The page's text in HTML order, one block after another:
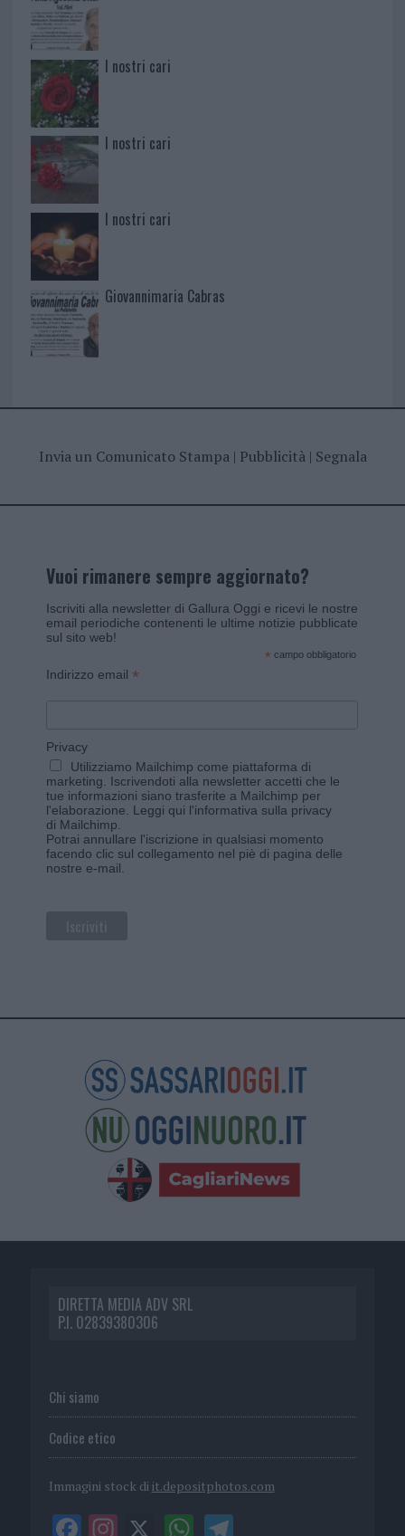
I nostri cari
I nostri cari
I nostri cari
Giovannimaria Cabras
Invia un Comunicato Stampa| Pubblicità| Segnala
Vuoi rimanere sempre aggiornato?
Iscriviti alla newsletter di Gallura Oggi e ricevi le nostre
email periodiche contenenti le ultime notizie pubblicate
sul sito web!
* campo obbligatorio
Indirizzo email *
Privacy
Utilizziamo Mailchimp come piattaforma di
marketing. Iscrivendoti alla newsletter accetti che le
tue informazioni siano trasferite a Mailchimp per
l'elaborazione. Leggi qui l'informativa sulla privacy
di Mailchimp
Potrai annullare l'iscrizione in qualsiasi momento
facendo clic sul collegamento nel piè di pagina delle
nostre e-mail.
DIRETTA MEDIA ADV SRL
P.I. 02839380306
Chi siamo
Codice etico
Immagini stock di it.depositphotos.com